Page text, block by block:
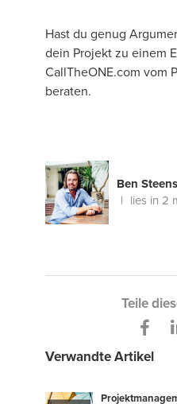
Hast du genug
dein Projekt zu einem
CallTheONE.com vom
beraten.
Ben
lies in 2
Teile
Verwandte Artikel